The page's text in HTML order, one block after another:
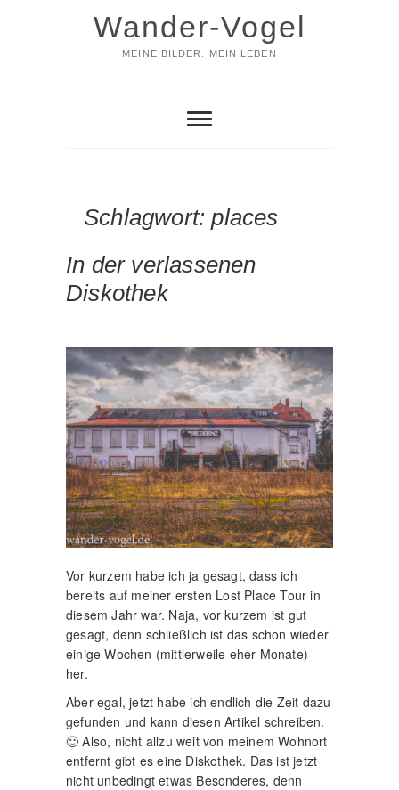
Wander-Vogel
MEINE BILDER. MEIN LEBEN
Schlagwort:places
In der verlassenen
Diskothek
Vor kurzem habe ich ja gesagt, dass ich
bereits auf meiner ersten Lost Place Tour in
diesem Jahr war. Naja, vor kurzem ist gut
gesagt, denn schließlich ist das schon wieder
einige Wochen (mittlerweile eher Monate)
her.
Aber egal, jetzt habe ich endlich die Zeit dazu
gefunden und kann diesen Artikel schreiben.
🙂 Also, nicht allzu weit von meinem Wohnort
entfernt gibt es eine Diskothek. Das ist jetzt
nicht unbedingt etwas Besonderes, denn